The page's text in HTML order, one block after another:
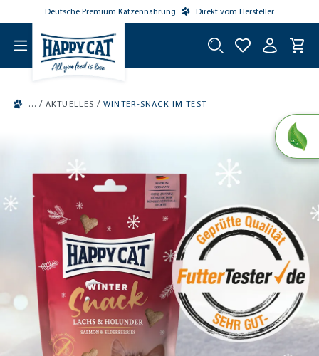
springen
Deutsche Premium Katzennahrung Direkt vom Hersteller
/ AKTUELLES / WINTER-SNACK IM TEST